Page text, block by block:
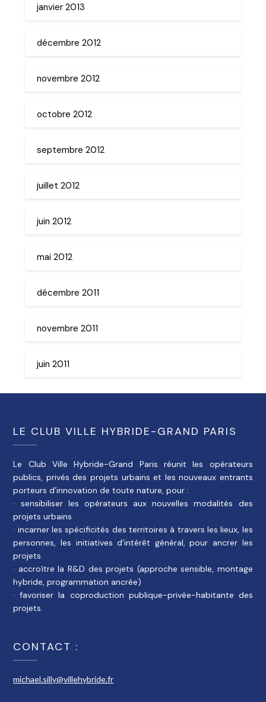
janvier 2013
décembre 2012
novembre 2012
octobre 2012
septembre 2012
juillet 2012
juin 2012
mai 2012
décembre 2011
novembre 2011
juin 2011
LE CLUB VILLE HYBRIDE-GRAND PARIS
Le Club Ville Hybride-Grand Paris réunit les opérateurs
publics, privés des projets urbains et les nouveaux entrants
porteurs d’innovation de toute nature, pour :
· sensibiliser les opérateurs aux nouvelles modalités des
projets urbains
· incarner les spécificités des territoires à travers les lieux, les
personnes, les initiatives d’intérêt général, pour ancrer les
projets
· accroître la R&D des projets (approche sensible, montage
hybride, programmation ancrée)
· favoriser la coproduction publique-privée-habitante des
projets.
CONTACT :
michael.silly@villehybride.fr